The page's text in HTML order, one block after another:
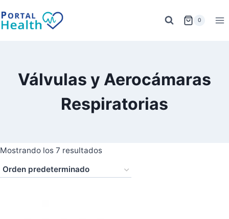
al
0
Válvulas y Aerocámaras
Respiratorias
Mostrando los 7 resultados